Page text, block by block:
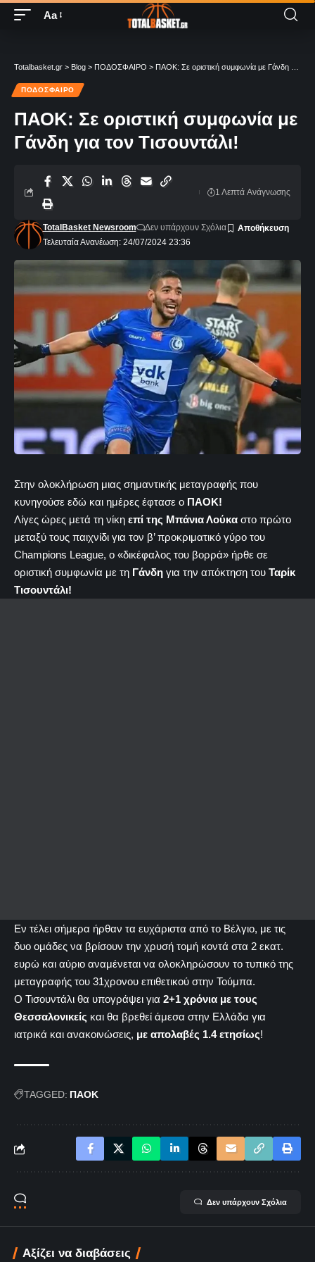
Aa
Totalbasket.gr > Blog > ΠΟΔΟΣΦΑΙΡΟ > ΠΑΟΚ: Σε οριστική συμφωνία με Γάνδη για τον Τισουντάλι!
ΠΟΔΟΣΦΑΙΡΟ
ΠΑΟΚ: Σε οριστική συμφωνία με
Γάνδη για τον Τισουντάλι!
Τελευταία Ανανέωση: 24/07/2024 23:36
TotalBasket Newsroom Δεν υπάρχουν Σχόλια
1 Λεπτά Aνάγνωσης
Στην ολοκλήρωση μιας σημαντικής μεταγραφής που
κυνηγούσε εδώ και ημέρες έφτασε ο ΠΑΟΚ!
Λίγες ώρες μετά τη νίκη επί της Μπάνια Λούκα στο πρώτο
μεταξύ τους παιχνίδι για τον β’ προκριματικό γύρο του
Champions League, ο «δικέφαλος του βορρά» ήρθε σε
οριστική συμφωνία με τη Γάνδη για την απόκτηση του Ταρίκ
Τισουντάλι!
Εν τέλει σήμερα ήρθαν τα ευχάριστα από το Βέλγιο, με τις
δυο ομάδες να βρίσουν την χρυσή τομή κοντά στα 2 εκατ.
ευρώ και αύριο αναμένεται να ολοκληρώσουν το τυπικό της
μεταγραφής του 31χρονου επιθετικού στην Τούμπα.
Ο Τισουντάλι θα υπογράψει για 2+1 χρόνια με τους
Θεσσαλονικείς και θα βρεθεί άμεσα στην Ελλάδα για
ιατρικά και ανακοινώσεις, με απολαβές 1.4 ετησίως!
TAGGED: ΠΑΟΚ
Δεν υπάρχουν Σχόλια
Αξίζει να διαβάσεις